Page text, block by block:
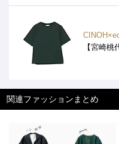
【宮崎
関連ファッションまとめ